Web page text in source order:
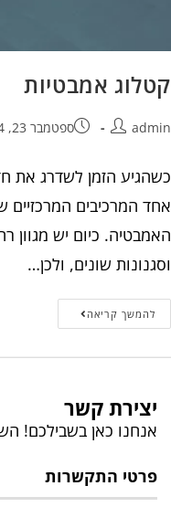
קטלוג אמבטיות
admin ספטמבר 23, 2024
כשהגיע הזמן לשדרג את
אחד המרכיבים
האמבטיה. כיום יש מגוון
וסגנונות שונים, ולכן…
להמשך קריאה
יצירת קשר
אנחנו כאן בשבילכם!
פרטי התקשרות